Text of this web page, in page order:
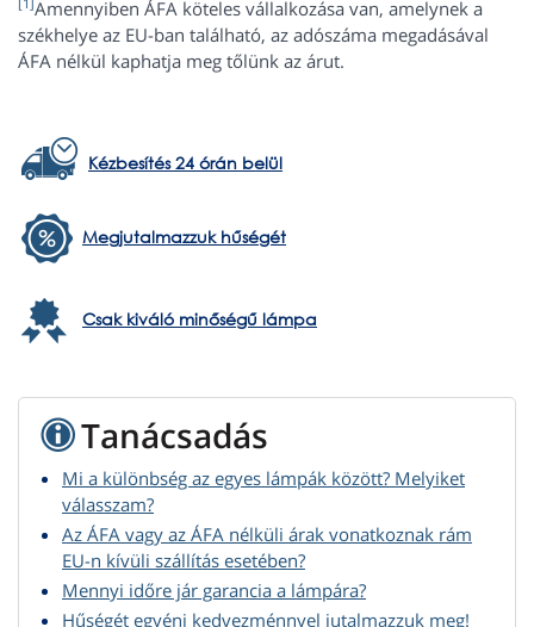
Amennyiben ÁFA köteles vállalkozása van, amelynek a
székhelye az EU-ban található, az adószáma megadásával
ÁFA nélkül kaphatja meg tőlünk az árut.
Kézbesítés 24 órán belül
Megjutalmazzuk hűségét
Csak kiváló minőségű lámpa
Tanácsadás
Mi a különbség az egyes lámpák között? Melyiket
válasszam?
Az ÁFA vagy az ÁFA nélküli árak vonatkoznak rám
EU-n kívüli szállítás esetében?
Mennyi időre jár garancia a lámpára?
Hűségét egyéni kedvezménnyel jutalmazzuk meg!